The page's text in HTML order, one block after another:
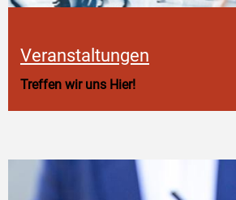
Veranstaltungen
Treffen wir uns Hier!